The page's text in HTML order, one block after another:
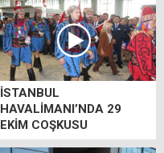
İSTANBUL
HAVALİMANI’NDA 29
EKİM COŞKUSU